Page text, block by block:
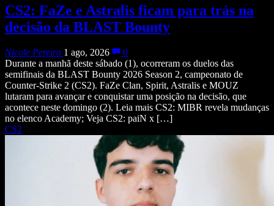
CS2: FaZe e Astralis ficam para trás na
decisão da BLAST Bounty
Nicole Pereira 1 ago, 2026
0
Durante a manhã deste sábado (1), ocorreram os duelos das
semifinais da BLAST Bounty 2026 Season 2, campeonato de
Counter-Strike 2 (CS2). FaZe Clan, Spirit, Astralis e MOUZ
lutaram para avançar e conquistar uma posição na decisão, que
acontece neste domingo (2). Leia mais CS2: MIBR revela mudanças
no elenco Academy; Veja CS2: paiN x […]
CS2